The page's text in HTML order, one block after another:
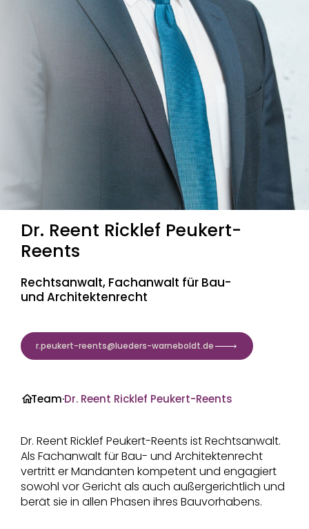
Dr. Reent Ricklef Peukert-
Reents
Rechtsanwalt, Fachanwalt für Bau-
und Architektenrecht
r.peukert-reents@lueders-warneboldt.de
·Team·Dr. Reent Ricklef Peukert-Reents
Dr. Reent Ricklef Peukert-Reents ist Rechtsanwalt.
Als Fachanwalt für Bau- und Architektenrecht
vertritt er Mandanten kompetent und engagiert
sowohl vor Gericht als auch außergerichtlich und
berät sie in allen Phasen ihres Bauvorhabens.